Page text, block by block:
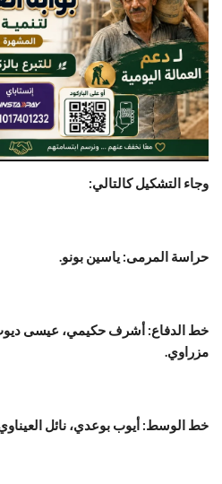
وجاء التشكيل كالتالي:
حراسة المرمى: ياسين بونو.
خط الدفاع: أشرف حكيمي، عيسى
مزراوي.
خط الوسط: أيوب بوعدي، نائل